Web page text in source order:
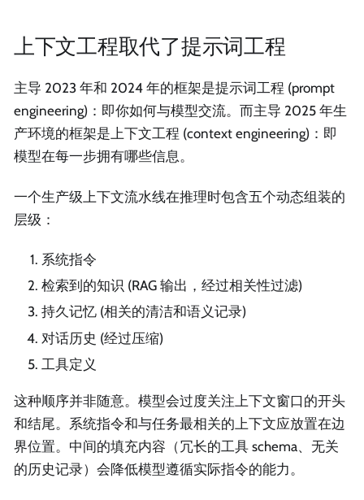
上下文工程取代了提示词工程
主导 2023 年和 2024 年的框架是提示词工程 (prompt
engineering)：即你如何与模型交流。而主导 2025 年生
产环境的框架是上下文工程 (context engineering)：即
模型在每一步拥有哪些信息。
一个生产级上下文流水线在推理时包含五个动态组装的
层级：
系统指令
检索到的知识 (RAG 输出，经过相关性过滤)
持久记忆 (相关的清洁和语义记录)
对话历史 (经过压缩)
工具定义
这种顺序并非随意。模型会过度关注上下文窗口的开头
和结尾。系统指令和与任务最相关的上下文应放置在边
界位置。中间的填充内容（冗长的工具 schema、无关
的历史记录）会降低模型遵循实际指令的能力。